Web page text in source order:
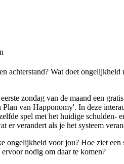
achterstand? Wat doet ongelijkheid
zondag van de maand een
van Happonomy'. In deze
spel met het huidige schulden-
er verandert als je het systeem
ongelijkheid voor jou? Hoe ziet
nodig om daar te komen?